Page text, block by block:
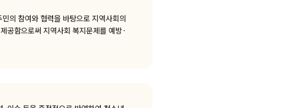
의 참여와 협력을 바탕으로 지역사회의
공함으로써 지역사회 복지문제를 예방·